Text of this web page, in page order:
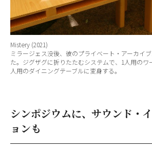
Mistery (2021)
ミラージェス没後、彼のプライベート・アーカイ
た。ジグザグに折りたたむシステムで、1人用のワ
人用のダイニングテーブルに変身する。
シンポジウムに、サウンド・
ョンも